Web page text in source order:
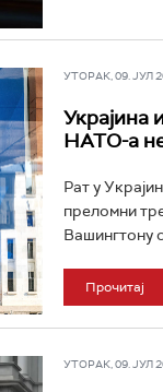
УТОРАК, 09. ЈУЛ
Украјина
НАТО-а
Рат у
преломни
Вашингтону
Прочитај
УТОРАК, 09. ЈУЛ